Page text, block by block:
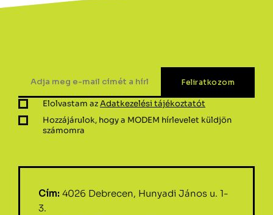
Elolvastam azAdatkezelési tájékoztatót
Hozzájárulok, hogy a MODEM hírlevelet küldjön
számomra
Cím: 4026 Debrecen, Hunyadi János u. 1-
3.